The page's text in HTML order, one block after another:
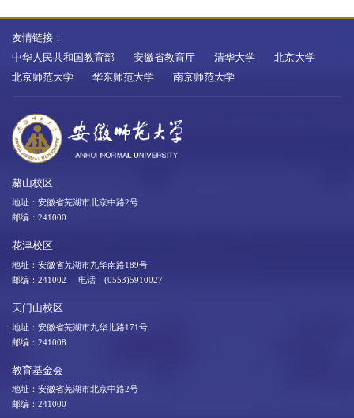
友情链接：
中华人民共和国教育部
安徽省教育厅 清华大学
北京大学
北京师范大学
华东师范大学 南京师范大学
赭山校区
地址：安徽省芜湖市北京中路2号
邮编：241000
花津校区
地址：安徽省芜湖市九华南路189号
邮编：241002 电话：(0553)5910027
天门山校区
地址：安徽省芜湖市九华北路171号
邮编：241008
教育基金会
地址：安徽省芜湖市北京中路2号
邮编：241000